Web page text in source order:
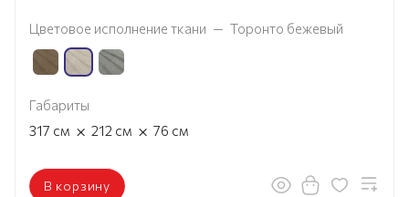
Цветовое исполнение ткани — Торонто бежевый
Габариты
317 см × 212 см × 76 см
В корзину